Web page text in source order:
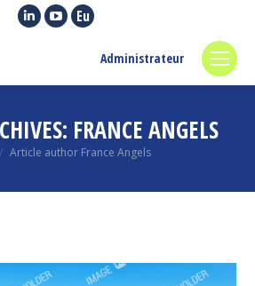
Linkedin
in
window
YouTube
in
window
Euroquity
opens
in
window
Administrateur
FRANCE ANGELS
here:
Article author France Angels